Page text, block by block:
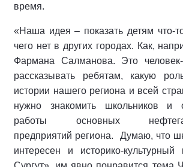
время.
«Наша идея – показать детям что-
чего нет в других городах. Как,
Фармана Салманова. Это
рассказывать ребятам, какую
истории нашего региона и всей
нужно знакомить школьников и
работы основных
предприятий региона. Думаю, что
интересен и историко-